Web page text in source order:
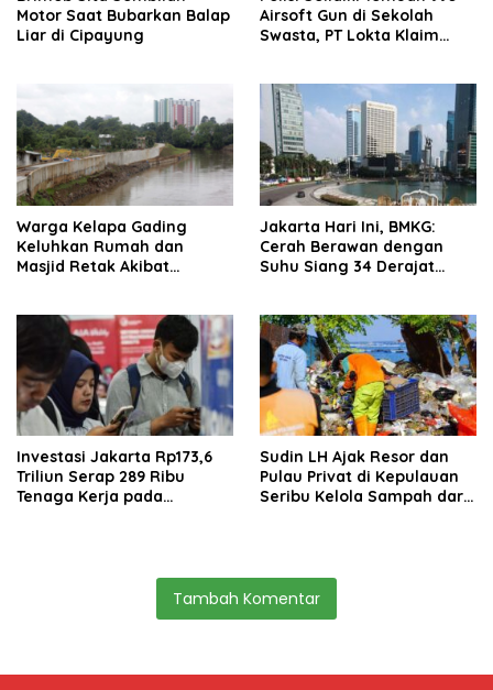
Motor Saat Bubarkan Balap
Liar di Cipayung
Airsoft Gun di Sekolah
Swasta, PT Lokta Klaim
Warga Kelapa Gading
Keluhkan Rumah dan
Masjid Retak Akibat
Jakarta Hari Ini, BMKG:
Cerah Berawan dengan
Suhu Siang 34 Derajat
Investasi Jakarta Rp173,6
Triliun Serap 289 Ribu
Tenaga Kerja pada
Sudin LH Ajak Resor dan
Pulau Privat di Kepulauan
Seribu Kelola Sampah dari
Tambah Komentar